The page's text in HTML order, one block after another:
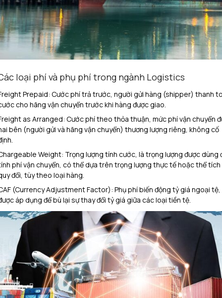
loại phí và phụ phí trong ngành Logistics
Prepaid: Cước phí trả trước, người gửi hàng (shipper) thanh
cho hãng vận chuyển trước khi hàng được giao.
as Arranged: Cước phí theo thỏa thuận, mức phí vận chuyển
bên (người gửi và hãng vận chuyển) thương lượng riêng, không cố
Weight: Trọng lượng tính cước, là trọng lượng được dùng
phí vận chuyển, có thể dựa trên trọng lượng thực tế hoặc thể tích
đổi, tùy theo loại hàng.
(Currency Adjustment Factor): Phụ phí biến động tỷ giá ngoại tệ,
áp dụng để bù lại sự thay đổi tỷ giá giữa các loại tiền tệ.